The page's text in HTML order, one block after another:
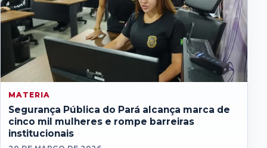
MATERIA
Segurança Pública do Pará alcança marca de
cinco mil mulheres e rompe barreiras
institucionais